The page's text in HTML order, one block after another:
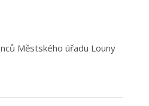
Městského úřadu Louny